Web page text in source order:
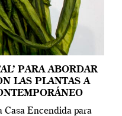
PARA ABORDAR
LAS PLANTAS A
Casa Encendida para